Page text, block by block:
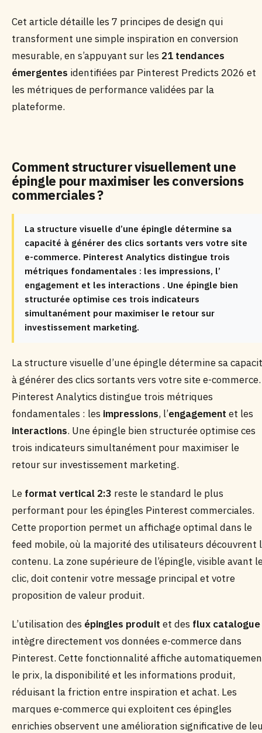
Cet article détaille les 7 principes de design qui
transforment une simple inspiration en conversion
mesurable, en s’appuyant sur les 21 tendances
émergentes identifiées par Pinterest Predicts 2026 et
les métriques de performance validées par la
plateforme.
Comment structurer visuellement une
épingle pour maximiser les conversions
commerciales ?
La structure visuelle d’une épingle détermine sa
capacité à générer des clics sortants vers votre site
e-commerce. Pinterest Analytics distingue trois
métriques fondamentales : les impressions, l’
engagement et les interactions . Une épingle bien
structurée optimise ces trois indicateurs
simultanément pour maximiser le retour sur
investissement marketing.
La structure visuelle d’une épingle détermine sa
à générer des clics sortants vers votre site e-commerce.
Pinterest Analytics distingue trois métriques
fondamentales : les impressions, l’engagement et les
interactions. Une épingle bien structurée optimise ces
trois indicateurs simultanément pour maximiser le
retour sur investissement marketing.
Le format vertical 2:3 reste le standard le plus
performant pour les épingles Pinterest commerciales.
Cette proportion permet un affichage optimal dans le
feed mobile, où la majorité des utilisateurs découvrent
contenu. La zone supérieure de l’épingle, visible avant
clic, doit contenir votre message principal et votre
proposition de valeur produit.
L’utilisation des épingles produit et des flux catalogue
intègre directement vos données e-commerce dans
Pinterest. Cette fonctionnalité affiche
le prix, la disponibilité et les informations produit,
réduisant la friction entre inspiration et achat. Les
marques e-commerce qui exploitent ces épingles
enrichies observent une amélioration significative de